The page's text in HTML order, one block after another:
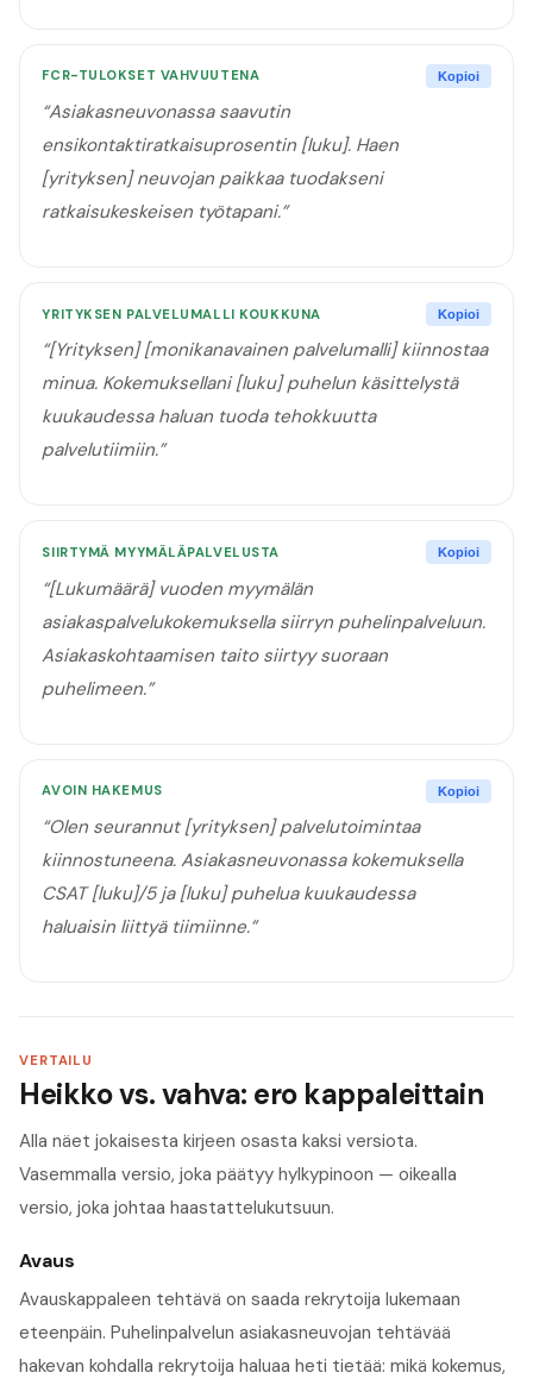
FCR-TULOKSET VAHVUUTENA Kopioi
“Asiakasneuvonassa saavutin
ensikontaktiratkaisuprosentin [luku]. Haen
[yrityksen] neuvojan paikkaa tuodakseni
ratkaisukeskeisen työtapani.”
YRITYKSEN PALVELUMALLI KOUKKUNA Kopioi
“[Yrityksen] [monikanavainen palvelumalli] kiinnostaa
minua. Kokemuksellani [luku] puhelun käsittelystä
kuukaudessa haluan tuoda tehokkuutta
palvelutiimiin.”
SIIRTYMÄ MYYMÄLÄPALVELUSTA Kopioi
“[Lukumäärä] vuoden myymälän
asiakaspalvelukokemuksella siirryn puhelinpalveluun.
Asiakaskohtaamisen taito siirtyy suoraan
puhelimeen.”
AVOIN HAKEMUS Kopioi
“Olen seurannut [yrityksen] palvelutoimintaa
kiinnostuneena. Asiakasneuvonassa kokemuksella
CSAT [luku]/5 ja [luku] puhelua kuukaudessa
haluaisin liittyä tiimiinne.”
VERTAILU
Heikko vs. vahva: ero kappaleittain
Alla näet jokaisesta kirjeen osasta kaksi versiota.
Vasemmalla versio, joka päätyy hylkypinoon — oikealla
versio, joka johtaa haastattelukutsuun.
Avaus
Avauskappaleen tehtävä on saada rekrytoija lukemaan
eteenpäin. Puhelinpalvelun asiakasneuvojan tehtävää
hakevan kohdalla rekrytoija haluaa heti tietää: mikä kokemus,